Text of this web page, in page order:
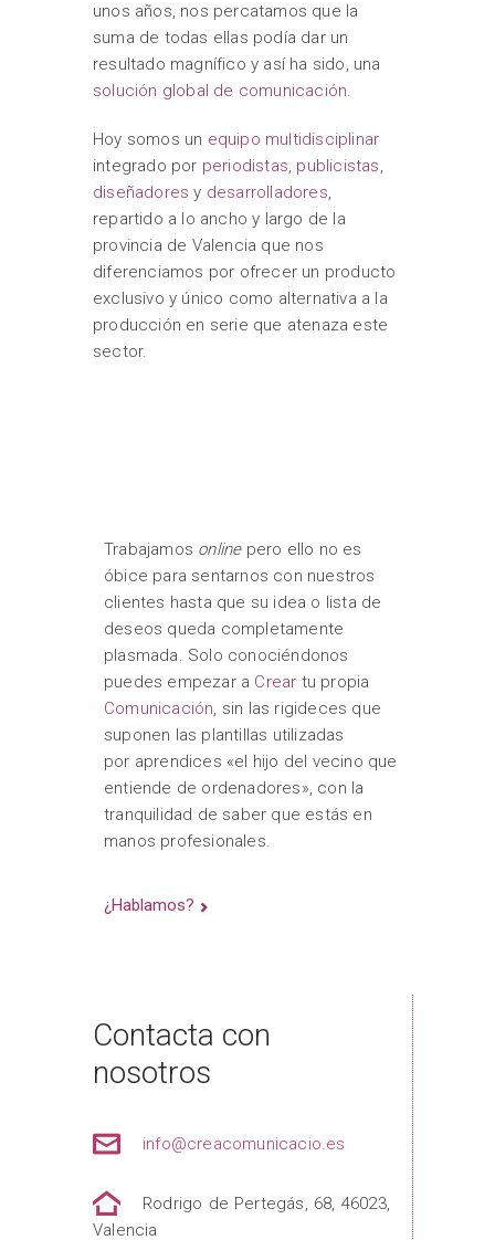
unos años, nos percatamos que la
suma de todas ellas podía dar un
resultado magnífico y así ha sido, una
solución global de comunicación.
Hoy somos un equipo multidisciplinar
integrado por periodistas, publicistas,
diseñadores y desarrolladores,
repartido a lo ancho y largo de la
provincia de Valencia que nos
diferenciamos por ofrecer un producto
exclusivo y único como alternativa a la
producción en serie que atenaza este
sector.
Trabajamos onlinepero ello no es
óbice para sentarnos con nuestros
clientes hasta que su idea o lista de
deseos queda completamente
plasmada. Solo conociéndonos
puedes empezar a Crear tu propia
Comunicación, sin las rigideces que
suponen las plantillas utilizadas
por aprendices «el hijo del vecino que
entiende de ordenadores», con la
tranquilidad de saber que estás en
manos profesionales.
¿Hablamos?
Contacta con
nosotros
info@creacomunicacio.es
Rodrigo de Pertegás, 68, 46023,
Valencia